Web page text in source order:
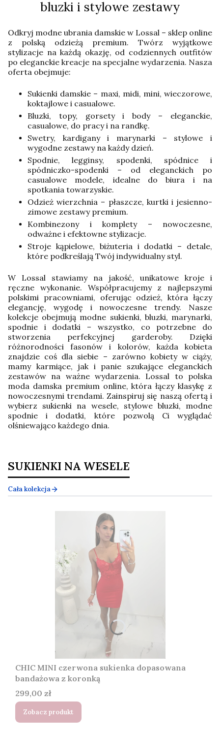
bluzki i stylowe zestawy
Odkryj modne ubrania damskie w Lossal – sklep online
z polską odzieżą premium. Twórz wyjątkowe
stylizacje na każdą okazję, od codziennych outfitów
po eleganckie kreacje na specjalne wydarzenia. Nasza
oferta obejmuje:
Sukienki damskie – maxi, midi, mini, wieczorowe,
koktajlowe i casualowe.
Bluzki, topy, gorsety i body – eleganckie,
casualowe, do pracy i na randkę.
Swetry, kardigany i marynarki – stylowe i
wygodne zestawy na każdy dzień.
Spodnie, legginsy, spodenki, spódnice i
spódniczko-spodenki – od eleganckich po
casualowe modele, idealne do biura i na
spotkania towarzyskie.
Odzież wierzchnia – płaszcze, kurtki i jesienno-
zimowe zestawy premium.
Kombinezony i komplety – nowoczesne,
odważne i efektowne stylizacje.
Stroje kąpielowe, biżuteria i dodatki – detale,
które podkreślają Twój indywidualny styl.
W Lossal stawiamy na jakość, unikatowe kroje i
ręczne wykonanie. Współpracujemy z najlepszymi
polskimi pracowniami, oferując odzież, która łączy
elegancję, wygodę i nowoczesne trendy. Nasze
kolekcje obejmują modne sukienki, bluzki, marynarki,
spodnie i dodatki – wszystko, co potrzebne do
stworzenia perfekcyjnej garderoby. Dzięki
różnorodności fasonów i kolorów, każda kobieta
znajdzie coś dla siebie – zarówno kobiety w ciąży,
mamy karmiące, jak i panie szukające eleganckich
zestawów na ważne wydarzenia. Lossal to polska
moda damska premium online, która łączy klasykę z
nowoczesnymi trendami. Zainspiruj się naszą ofertą i
wybierz sukienki na wesele, stylowe bluzki, modne
spodnie i dodatki, które pozwolą Ci wyglądać
olśniewająco każdego dnia.
SUKIENKI NA WESELE
Cała kolekcja
CHIC MINI czerwona sukienka dopasowana
bandażowa z koronką
Cena
299,00 zł
Zobacz produkt